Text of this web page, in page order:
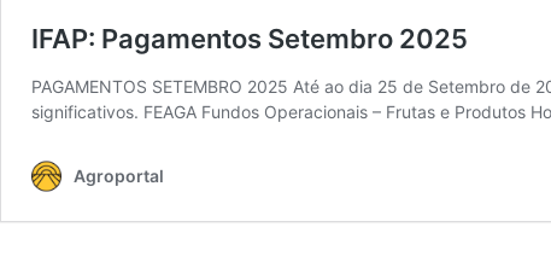
IFAP: Pagamentos Setembro 2025
PAGAMENTOS SETEMBRO 2025 Até ao dia 25 de Setembro
significativos. FEAGA Fundos Operacionais – Frutas e Produtos
Agroportal